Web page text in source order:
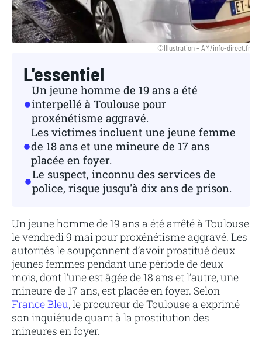
©Illustration - AM/info-direct.fr
L'essentiel
Un jeune homme de 19 ans a été
interpellé à Toulouse pour
proxénétisme aggravé.
Les victimes incluent une jeune femme
de 18 ans et une mineure de 17 ans
placée en foyer.
Le suspect, inconnu des services de
police, risque jusqu'à dix ans de prison.
Un jeune homme de 19 ans a été arrêté à Toulouse
le vendredi 9 mai pour proxénétisme aggravé. Les
autorités le soupçonnent d’avoir prostitué deux
jeunes femmes pendant une période de deux
mois, dont l’une est âgée de 18 ans et l’autre, une
mineure de 17 ans, est placée en foyer. Selon
France Bleu, le procureur de Toulouse a exprimé
son inquiétude quant à la prostitution des
mineures en foyer.